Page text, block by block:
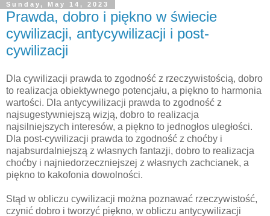
Sunday, May 14, 2023
Prawda, dobro i piękno w świecie
cywilizacji, antycywilizacji i post-
cywilizacji
Dla cywilizacji prawda to zgodność z rzeczywistością, dobro
to realizacja obiektywnego potencjału, a piękno to harmonia
wartości. Dla antycywilizacji prawda to zgodność z
najsugestywniejszą wizją, dobro to realizacja
najsilniejszych interesów, a piękno to jednogłos uległości.
Dla post-cywilizacji prawda to zgodność z choćby i
najabsurdalniejszą z własnych fantazji, dobro to realizacja
choćby i najniedorzeczniejszej z własnych zachcianek, a
piękno to kakofonia dowolności.
Stąd w obliczu cywilizacji można poznawać rzeczywistość,
czynić dobro i tworzyć piękno, w obliczu antycywilizacji